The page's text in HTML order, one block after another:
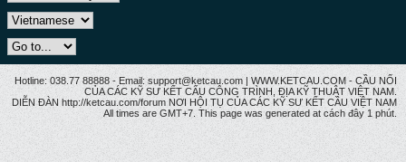
Hotline: 038.77 88888 - Email: support@ketcau.com | WWW.KETCAU.COM - CẦU NỐI
CỦA CÁC KỸ SƯ KẾT CẤU CÔNG TRÌNH, ĐỊA KỸ THUẬT VIỆT NAM.
DIỄN ĐÀN http://ketcau.com/forum NƠI HỘI TỤ CỦA CÁC KỸ SƯ KẾT CÂU VIỆT NAM
All times are GMT+7. This page was generated at cách đây 1 phút.